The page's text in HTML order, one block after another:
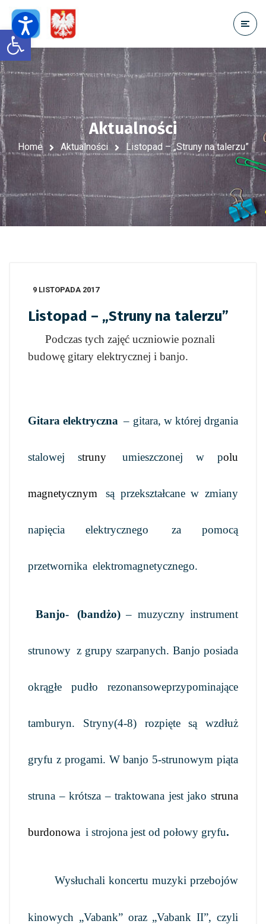
Open toolbar
Aktualności
Home Aktualności Listopad – „Struny na talerzu”
9 LISTOPADA 2017
Listopad – „Struny na talerzu”
Podczas tych zajęć uczniowie poznali
budowę gitary elektrycznej i banjo.
Gitara elektryczna – gitara, w której drgania
stalowej struny umieszczonej w polu
magnetycznym są przekształcane w zmiany
napięcia elektrycznego za pomocą
przetwornika elektromagnetycznego.
Banjo- (bandżo)– muzyczny instrument
strunowy z grupy szarpanych. Banjo posiada
okrągłe pudło rezonansoweprzypominające
tamburyn. Stryny(4-8) rozpięte są wzdłuż
gryfu z progami. W banjo 5-strunowym piąta
struna – krótsza – traktowana jest jako struna
burdonowa i strojona jest od połowy gryfu.
Wysłuchali koncertu muzyki przebojów
kinowych „Vabank” oraz „Vabank II”, czyli